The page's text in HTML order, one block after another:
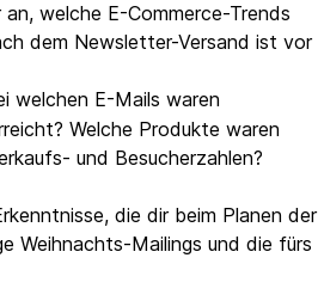
welche E-Commerce-Trends
dem Newsletter-Versand ist vor
welchen E-Mails waren
Welche Produkte waren
und Besucherzahlen?
die dir beim Planen der
Weihnachts-Mailings und die fürs